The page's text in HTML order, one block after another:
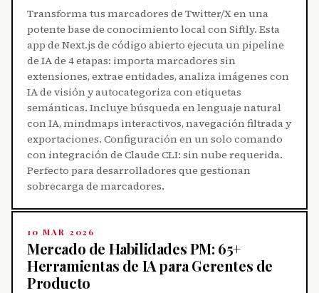
Transforma tus marcadores de Twitter/X en una
potente base de conocimiento local con Siftly. Esta
app de Next.js de código abierto ejecuta un pipeline
de IA de 4 etapas: importa marcadores sin
extensiones, extrae entidades, analiza imágenes con
IA de visión y autocategoriza con etiquetas
semánticas. Incluye búsqueda en lenguaje natural
con IA, mindmaps interactivos, navegación filtrada y
exportaciones. Configuración en un solo comando
con integración de Claude CLI: sin nube requerida.
Perfecto para desarrolladores que gestionan
sobrecarga de marcadores.
10 MAR 2026
Mercado de Habilidades PM: 65+
Herramientas de IA para Gerentes de
Producto